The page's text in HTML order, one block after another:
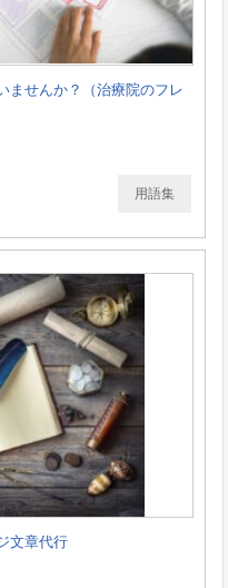
ませんか？（治療院のフレ
用語集
文章代行